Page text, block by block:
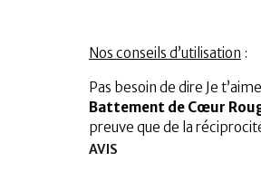
Nos conseils d’utilisation :
Pas besoin de dire Je
Battement de Cœur
preuve que de la
AVIS